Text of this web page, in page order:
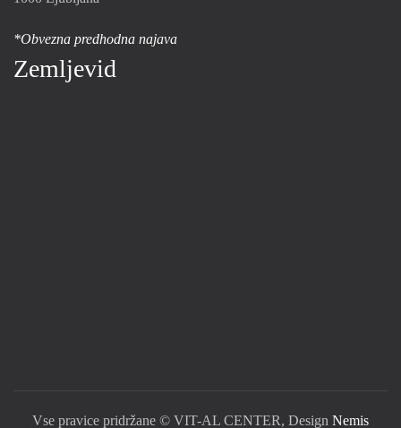
*Obvezna predhodna najava
Zemljevid
Vse pravice pridržane © VIT-AL CENTER, Design Nemis